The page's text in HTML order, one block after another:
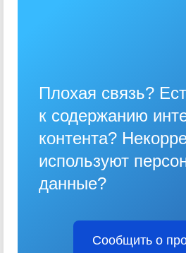
Плохая связь?
к содержанию
контента?
используют
данные?
Сообщить о